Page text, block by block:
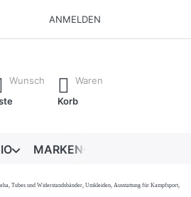
ANMELDEN
Eingabetaste, um alle Ergebnisse
Wunsch
Waren
Korb
MARKEN
Tubes und Widerstandsbänder, Umkleiden, Ausstattung für Kampfsport,